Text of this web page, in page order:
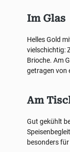
Im Glas
Helles Gold
vielschichtig:
Brioche. Am
getragen von
Am
Gut gekühlt
besonders